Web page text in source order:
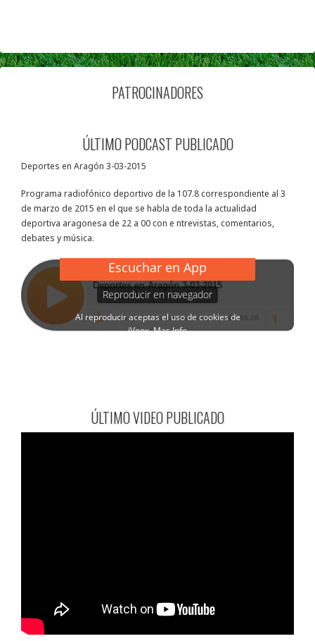
PATROCINADORES
ÚLTIMO PODCAST PUBLICADO
Deportes en Aragón 3-03-2015
Programa radiofónico deportivo de la 107.8 correspondiente al 3
de marzo de 2015 en el que se habla de toda la actualidad
deportiva aragonesa de 22 a 00 con e ntrevistas, comentarios,
debates y música.
ÚLTIMO VIDEO PUBLICADO